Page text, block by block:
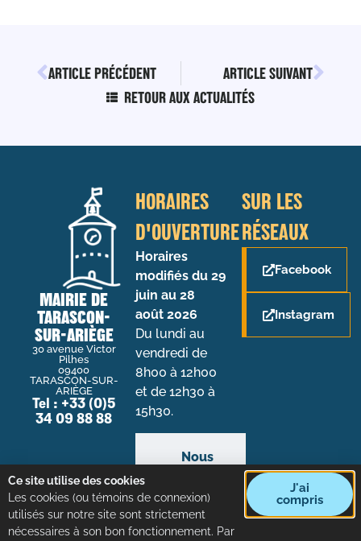
ARTICLE PRÉCÉDENT
ARTICLE SUIVANT
RETOUR AUX ACTUALITÉS
MAIRIE DE
TARASCON-
SUR-ARIÈGE
30 avenue Victor
Pilhes
09400
TARASCON-SUR-
ARIÈGE
Tel : +33 (0)5
34 09 88 88
HORAIRES
D'OUVERTURE
Horaires
modifiés du 29
juin au 28
août 2026
Du lundi au
vendredi de
8h00 à 12h00
et de 12h30 à
15h30.
Nous
contacter
SUR LES
RÉSEAUX
Facebook
Instagram
Ce site utilise des cookies
Les cookies (ou témoins de connexion)
utilisés sur notre site sont strictement
nécessaires à son bon fonctionnement. Par
J'ai
compris